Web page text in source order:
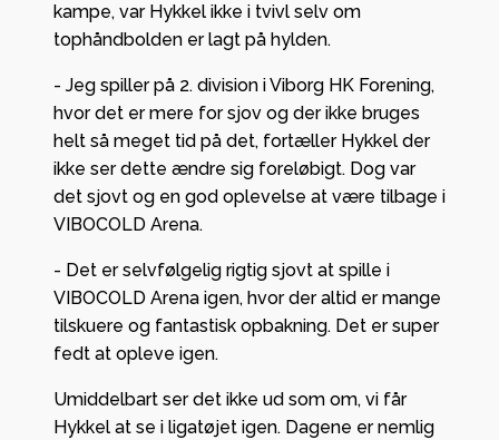
kampe, var Hykkel ikke i tvivl selv om
tophåndbolden er lagt på hylden.
- Jeg spiller på 2. division i Viborg HK Forening,
hvor det er mere for sjov og der ikke bruges
helt så meget tid på det, fortæller Hykkel der
ikke ser dette ændre sig foreløbigt. Dog var
det sjovt og en god oplevelse at være tilbage i
VIBOCOLD Arena.
- Det er selvfølgelig rigtig sjovt at spille i
VIBOCOLD Arena igen, hvor der altid er mange
tilskuere og fantastisk opbakning. Det er super
fedt at opleve igen.
Umiddelbart ser det ikke ud som om, vi får
Hykkel at se i ligatøjet igen. Dagene er nemlig